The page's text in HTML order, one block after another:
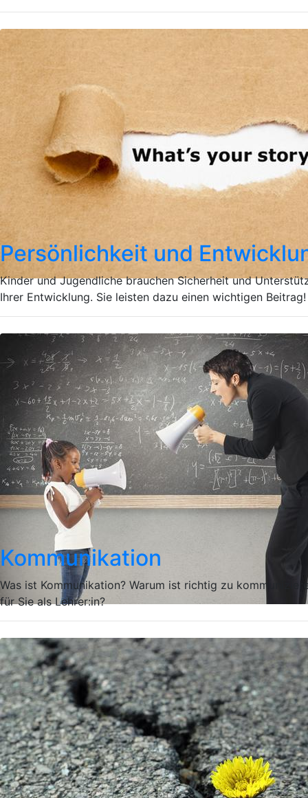
Persönlichkeit und
Kinder und Jugendliche brauchen Sicherheit und
Ihrer Entwicklung. Sie leisten dazu einen wichtigen Beitrag!
Kommunikation
Was ist Kommunikation? Warum ist richtig zu
für Sie als Lehrer:in?